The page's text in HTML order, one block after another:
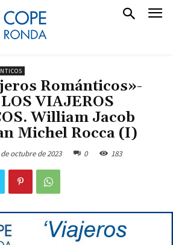
Románticos»-
VIAJEROS
William Jacob
Michel Rocca (I)
de octubre de 2023 0 183